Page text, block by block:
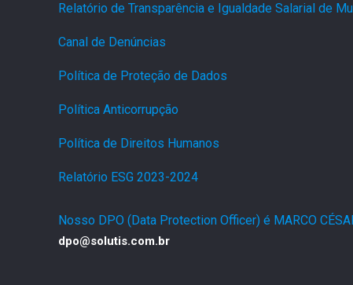
Relatório de Transparência e Igualdade Salarial de
Canal de Denúncias
Política de Proteção de Dados
Política Anticorrupção
Política de Direitos Humanos
Relatório ESG 2023-2024
Nosso DPO (Data Protection Officer) é MARCO
dpo@solutis.com.br